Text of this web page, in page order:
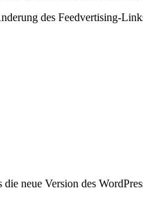
des Feedvertising-
neue Version des